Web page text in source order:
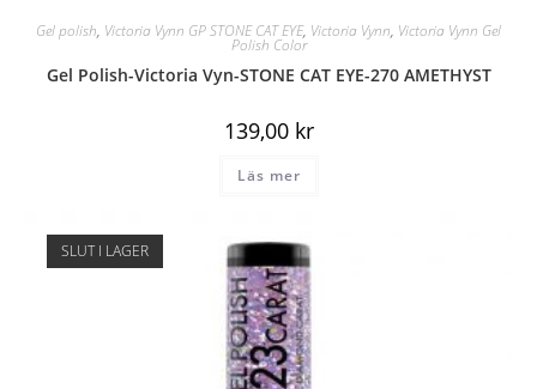
Gel polish, Victoria Vynn GP STONE CAT EYE, Victoria Vynn, Victoria Vynn Gel
Polish Color
Gel Polish-Victoria Vyn-STONE CAT EYE-270 AMETHYST
139,00 kr
Läs mer
SLUT I LAGER